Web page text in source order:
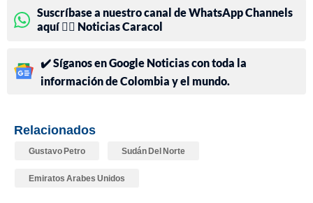
Suscríbase a nuestro canal de WhatsApp Channels
aquí 👉🏻 Noticias Caracol
✔️ Síganos en Google Noticias con toda la
información de Colombia y el mundo.
Relacionados
Gustavo Petro Sudán Del Norte
Emiratos Arabes Unidos